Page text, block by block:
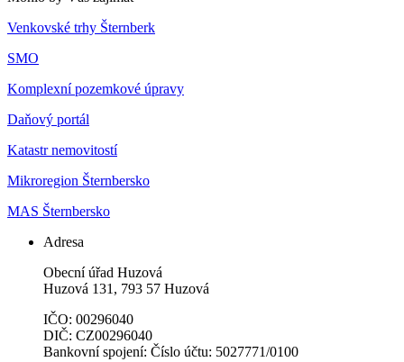
Venkovské trhy Šternberk
SMO
Komplexní pozemkové úpravy
Daňový portál
Katastr nemovitostí
Mikroregion Šternbersko
MAS Šternbersko
Adresa
Obecní úřad Huzová
Huzová 131, 793 57 Huzová
IČO: 00296040
DIČ: CZ00296040
Bankovní spojení: Číslo účtu: 5027771/0100